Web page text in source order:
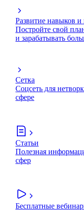
Развитие навыков и
Постройте свой
и зарабатывать
Сетка
Соцсеть для
сфере
Статьи
Полезная
сфер
Бесплатные